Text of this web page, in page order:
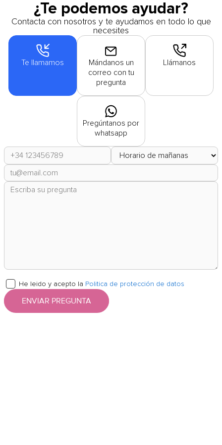
¿Te podemos ayudar?
Contacta con nosotros y te ayudamos en todo lo que
necesites
Te llamamos
Mándanos un
correo con tu
pregunta
Llámanos
Pregúntanos por
whatsapp
He leido y acepto la Politica de protección de datos
ENVIAR PREGUNTA